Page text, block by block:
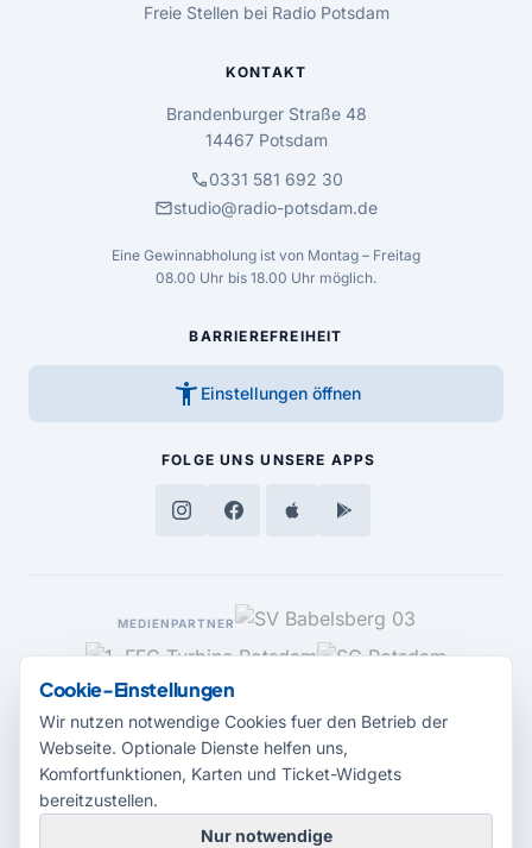
Freie Stellen bei Radio Potsdam
KONTAKT
Brandenburger Straße 48
14467 Potsdam
call0331 581 692 30
mailstudio@radio-potsdam.de
Eine Gewinnabholung ist von Montag – Freitag
08.00 Uhr bis 18.00 Uhr möglich.
BARRIEREFREIHEIT
accessibility_new Einstellungen öffnen
FOLGE UNS UNSERE APPS
MEDIENPARTNER
Cookie-Einstellungen
Wir nutzen notwendige Cookies fuer den Betrieb der
Webseite. Optionale Dienste helfen uns,
Komfortfunktionen, Karten und Ticket-Widgets
bereitzustellen.
Nur notwendige